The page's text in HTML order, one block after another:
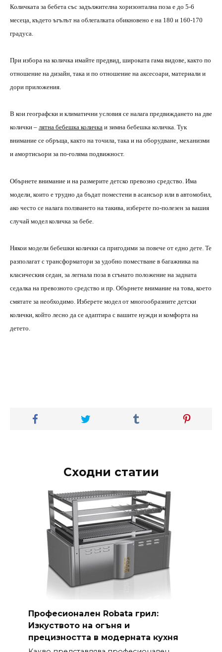
Количката за бебета със задължителна хоризонтална поза е до 5-6
месеца, където ъгълът на облегалката обикновено е на 180 и 160-170
градуса.
При избора на количка имайте предвид, широката гама видове, както по
отношение на дизайн, така и по отношение на аксесоари, материали и
дори приложения.
В кои географски и климатични условия се налага предвиждането на две
колички – лятна бебешка количка и зимна бебешка количка. Тук
внимание се обръща, както на точила, така и на оборудване, механизми
и амортисьори за по-голяма подвижност.
Обърнете внимание и на размерите детско превозно средство. Има
модели, които е трудно да бъдат поместени в асансьор или в автомобил,
ако често се налага ползването на такива, изберете по-полезен за вашия
случай модел количка за бебе.
Някои модели бебешки колички са пригодими за повече от едно дете. Те
разполагат с трансформатори за удобно поместване в багажника на
класическия седан, за легнала поза в сгънато положение на задната
седалка на превозното средство и пр. Обърнете внимание на това, което
смятате за необходимо. Изберете модел от многообразните детски
колички, който лесно да се адаптира с вашите нужди и комфорта на
детето.
Сходни статии
Професионален Robata грил:
Изкуството на огъня и
прецизността в модерната кухня